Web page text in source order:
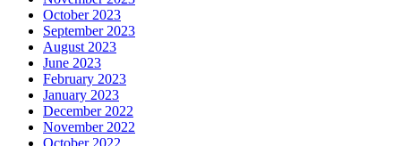
October 2023
September 2023
August 2023
June 2023
February 2023
January 2023
December 2022
November 2022